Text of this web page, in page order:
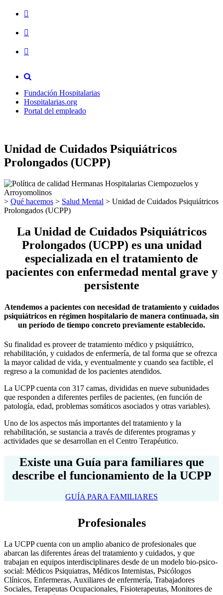
Fundación Hospitalarias
Hospitalarias.org
Portal del empleado
Unidad de Cuidados Psiquiátricos
Prolongados (UCPP)
> Qué hacemos > Salud Mental > Unidad de Cuidados Psiquiátricos
Prolongados (UCPP)
La Unidad de Cuidados Psiquiátricos
Prolongados (UCPP) es una unidad
especializada en el tratamiento de
pacientes con enfermedad mental grave y
persistente
Atendemos a pacientes con necesidad de tratamiento y cuidados
psiquiátricos en régimen hospitalario de manera continuada, sin
un período de tiempo concreto previamente establecido.
Su finalidad es proveer de tratamiento médico y psiquiátrico,
rehabilitación, y cuidados de enfermería, de tal forma que se ofrezca
la mayor calidad de vida, y eventualmente y cuando sea factible, el
regreso a la comunidad de los pacientes atendidos.
La UCPP cuenta con 317 camas, divididas en nueve subunidades
que responden a diferentes perfiles de pacientes, (en función de
patología, edad, problemas somáticos asociados y otras variables).
Uno de los aspectos más importantes del tratamiento y la
rehabilitación, se sustancia a través de diferentes programas y
actividades que se desarrollan en el Centro Terapéutico.
Existe una Guía para familiares que
describe el funcionamiento de la UCPP
GUÍA PARA FAMILIARES
Profesionales
La UCPP cuenta con un amplio abanico de profesionales que
abarcan las diferentes áreas del tratamiento y cuidados, y que
trabajan en equipos interdisciplinares desde de un modelo bio-psico-
social: Médicos Psiquiatras, Médicos Internistas, Psicólogos
Clínicos, Enfermeras, Auxiliares de enfermería, Trabajadores
Sociales, Terapeutas Ocupacionales, Fisioterapeutas, Monitores de